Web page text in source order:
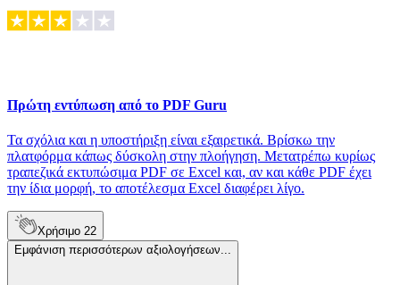
Πρώτη εντύπωση από το PDF Guru
Τα σχόλια και η υποστήριξη είναι εξαιρετικά. Βρίσκω την
πλατφόρμα κάπως δύσκολη στην πλοήγηση. Μετατρέπω κυρίως
τραπεζικά εκτυπώσιμα PDF σε Excel και, αν και κάθε PDF έχει
την ίδια μορφή, το αποτέλεσμα Excel διαφέρει λίγο.
Χρήσιμο 22
Εμφάνιση περισσότερων αξιολογήσεων...